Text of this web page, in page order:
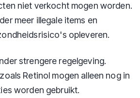
niet verkocht mogen worden.
meer illegale items en
opleveren.
strengere regelgeving.
Retinol mogen alleen nog in
worden gebruikt.